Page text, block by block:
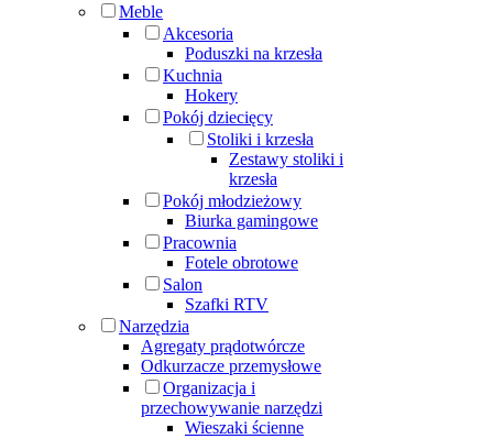
Meble
Akcesoria
Poduszki na krzesła
Kuchnia
Hokery
Pokój dziecięcy
Stoliki i krzesła
Zestawy stoliki i
krzesła
Pokój młodzieżowy
Biurka gamingowe
Pracownia
Fotele obrotowe
Salon
Szafki RTV
Narzędzia
Agregaty prądotwórcze
Odkurzacze przemysłowe
Organizacja i
przechowywanie narzędzi
Wieszaki ścienne